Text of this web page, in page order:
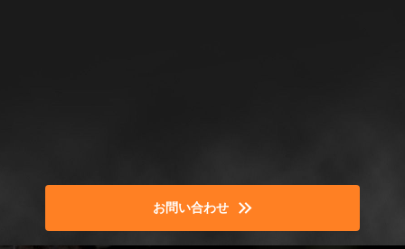
お問い合わせ